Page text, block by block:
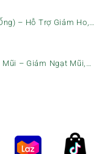
– Hỗ Trợ Giảm Ho,
Mũi – Giảm Ngạt Mũi,